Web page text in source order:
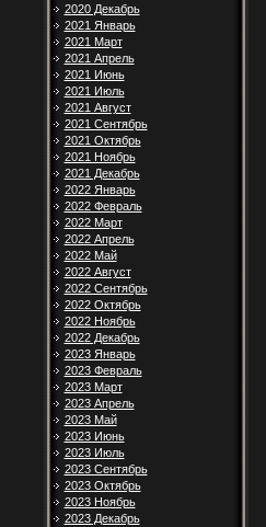
2020 Декабрь
2021 Январь
2021 Март
2021 Апрель
2021 Июнь
2021 Июль
2021 Август
2021 Сентябрь
2021 Октябрь
2021 Ноябрь
2021 Декабрь
2022 Январь
2022 Февраль
2022 Март
2022 Апрель
2022 Май
2022 Август
2022 Сентябрь
2022 Октябрь
2022 Ноябрь
2022 Декабрь
2023 Январь
2023 Февраль
2023 Март
2023 Апрель
2023 Май
2023 Июнь
2023 Июль
2023 Сентябрь
2023 Октябрь
2023 Ноябрь
2023 Декабрь